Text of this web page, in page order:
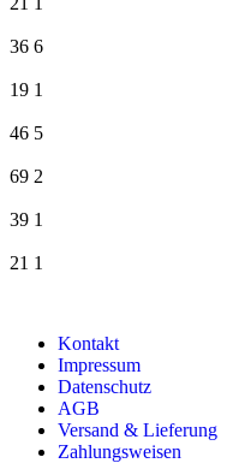
36 6
19 1
46 5
69 2
39 1
21 1
Kontakt
Impressum
Datenschutz
AGB
Versand & Lieferung
Zahlungsweisen